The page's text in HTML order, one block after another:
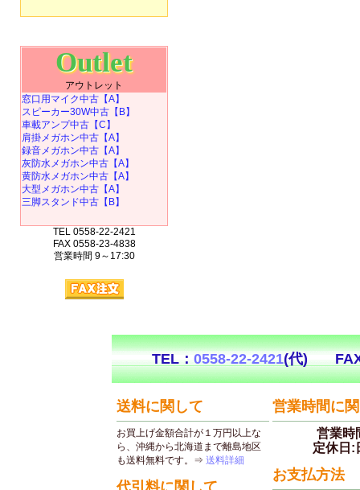
Outlet
アウトレット
窓口用マイク中古【A】
スピーカー30W中古【B】
車載アンプ中古【C】
肩掛メガホン中古【A】
録音メガホン中古【A】
灰防水メガホン中古【A】
黄防水メガホン中古【A】
大型メガホン中古【A】
三脚スタンド中古【B】
TEL 0558-22-2421
FAX 0558-23-4838
営業時間 9～17:30